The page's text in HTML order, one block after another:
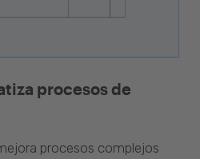
procesos de
procesos complejos